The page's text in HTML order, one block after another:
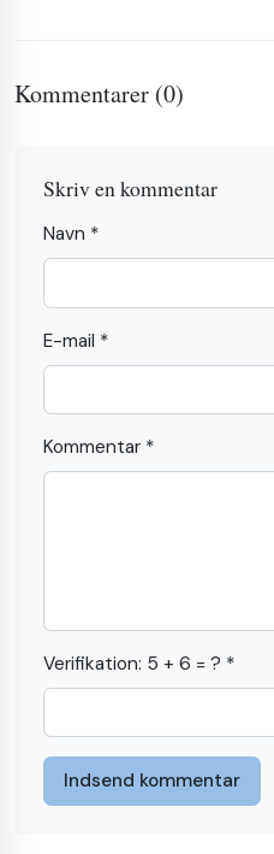
Kommentarer (0)
Skriv en kommentar
Navn *
E-mail *
Kommentar *
Verifikation: 5 + 6 = ? *
Indsend kommentar